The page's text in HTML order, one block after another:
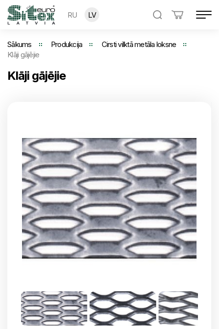
RU LV
Sākums Produkcija
Cirsti vilktā metāla loksne
Klāji gājējie
Klāji gājējie